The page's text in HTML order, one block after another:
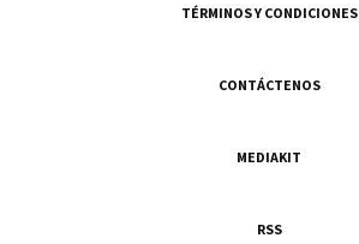
TÉRMINOS Y CONDICIONES
CONTÁCTENOS
MEDIAKIT
RSS